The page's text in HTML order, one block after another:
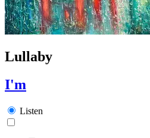
Lullaby
I'm
Listen